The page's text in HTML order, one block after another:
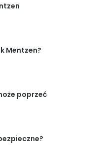
Mentzen?
poprzeć